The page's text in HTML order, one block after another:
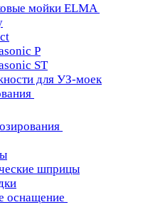
мойки ELMA
P
ST
для УЗ-моек
шприцы
оснащение